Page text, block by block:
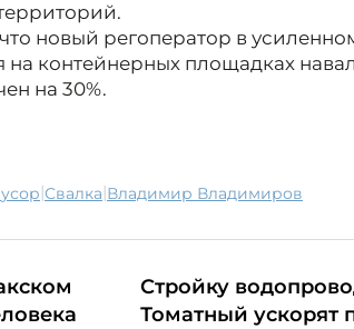
новый регоператор в
контейнерных площадках
на 30%.
мусор| свалка| Владимир Владимиров
Стройку
Томатный ускорят